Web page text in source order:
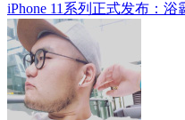
iPhone 11系列正式发布：